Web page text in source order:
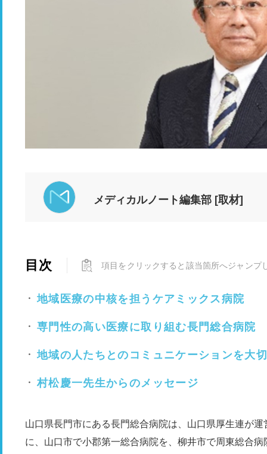
メディカルノート編集部 [取材]
目次 項目をクリックすると該当箇所へジャンプ
地域医療の中核を担うケアミックス病院
専門性の高い医療に取り組む長門総合病院
地域の人たちとのコミュニケーションを大
村松慶一先生からのメッセージ
山口県長門市にある長門総合病院は、山口県厚生連が
に、山口市で小郡第一総合病院を、柳井市で周東総合